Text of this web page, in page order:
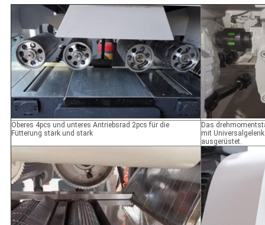
Oberes 4pcs und unteres Antriebsrad 2pcs für die
Fütterung stark und stark
Das
mit
ausgerüstet.